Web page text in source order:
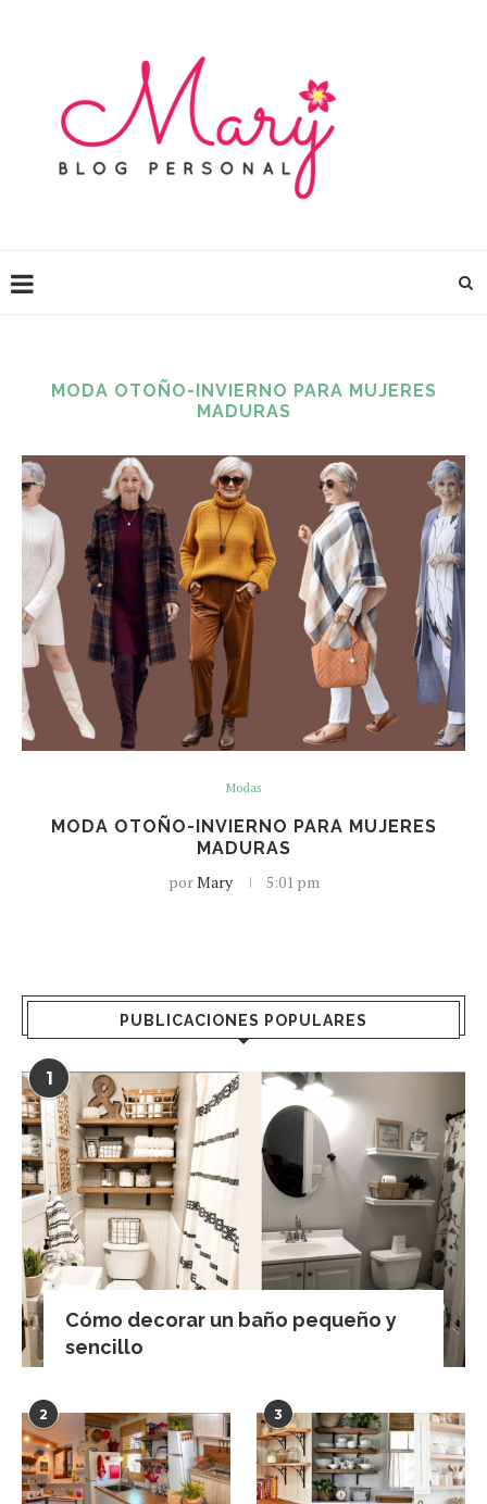
MODA OTOÑO-INVIERNO PARA MUJERES
MADURAS
Modas
MODA OTOÑO-INVIERNO PARA MUJERES
MADURAS
porMary 5:01 pm
PUBLICACIONES POPULARES
1
Cómo decorar un baño pequeño y
sencillo
2 3